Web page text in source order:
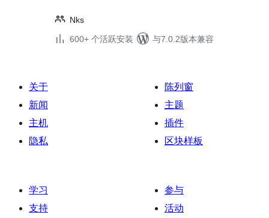
Nks
600+ 个活跃安装
与7.0.2版本兼容
关于
新闻
主机
隐私
陈列窗
主题
插件
区块样板
学习
支持
参与
活动